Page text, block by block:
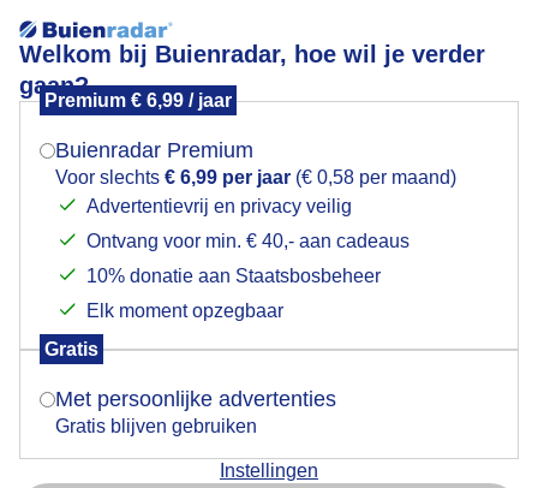
Welkom bij Buienradar, hoe wil je verder
gaan?
Premium € 6,99 / jaar
Buienradar Premium
Voor slechts € 6,99 per jaar (€ 0,58 per maand)
Advertentievrij en privacy veilig
Ontvang voor min. € 40,- aan cadeaus
10% donatie aan Staatsbosbeheer
Elk moment opzegbaar
Gratis
Met persoonlijke advertenties
Gratis blijven gebruiken
Instellingen
Weerfoto 11 mei 20.13 uur
Mogen we je locatie gebruiken voor het
Indien je hier nog geen akkoord op hebt gegeven,
verschijnt er zo een pop-up uit je browser waarin
Is goed, toon de popup
Nu niet, misschien later